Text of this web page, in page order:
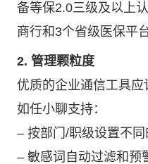
备等保2.0三级及以上
商行和3个省级医保平
2. 管理颗粒度
优质的企业通信工具应
如任小聊支持：
– 按部门/职级设置不
– 敏感词自动过滤和预